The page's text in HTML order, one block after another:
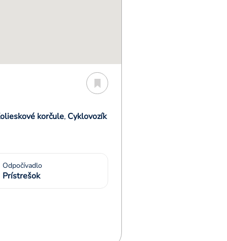
korčule, Cyklovozík
Odpočívadlo
Prístrešok